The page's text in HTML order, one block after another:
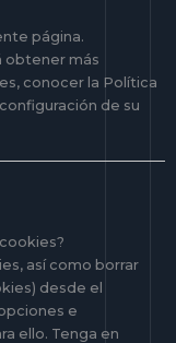
página.
obtener más
conocer la Política
de su
así como borrar
desde el
e
ello. Tenga en